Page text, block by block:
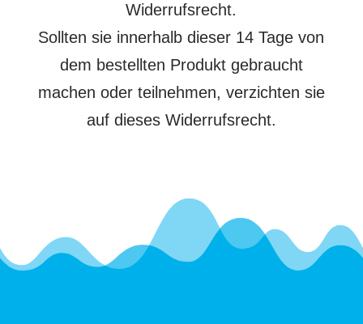
Widerrufsrecht.
Sollten sie innerhalb dieser 14 Tage von
dem bestellten Produkt gebraucht
machen oder teilnehmen, verzichten sie
auf dieses Widerrufsrecht.